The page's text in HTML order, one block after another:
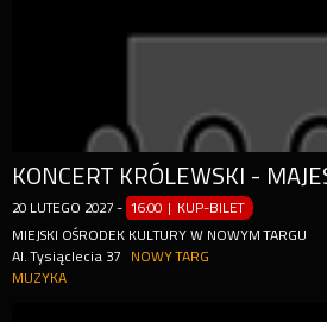
KONCERT KRÓLEWSKI -
20 LUTEGO 2027 - 16:00 | KUP-BILET
MIEJSKI OŚRODEK KULTURY W NOWYM TARGU
Al. Tysiąclecia 37
NOWY TARG
MUZYKA